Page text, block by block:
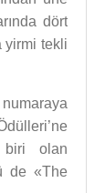
dört
yirmi tekli
biri olan
de «The